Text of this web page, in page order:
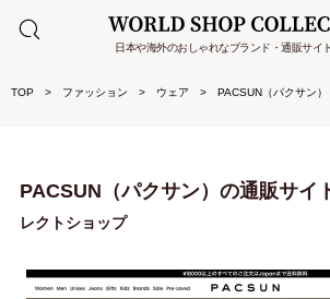
日本や海外のおしゃれなブランド・通販サイ
TOP ファッション ウェア PACSUN（パクサン）
PACSUN（パクサン）の通販サイ
レクトショップ